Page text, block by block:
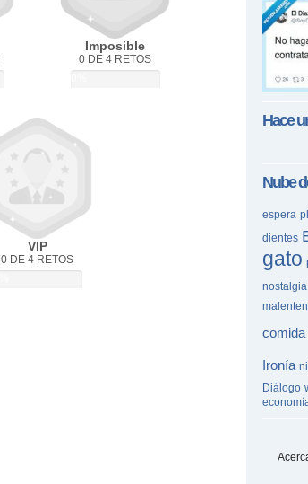
Imposible
0 DE 4 RETOS
VIP
0 DE 4 RETOS
Hace
Nube
espera
dientes
gato
nostalgia
comida
Ironía
Diálogo